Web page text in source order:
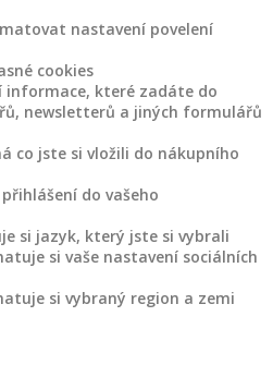
nastavení povelení
cookies
informace, které zadáte do
newsletterů a jiných formulářů
co jste si vložili do nákupního
do vašeho
si jazyk, který jste si vybrali
si vaše nastavení sociálních
si vybraný region a zemi